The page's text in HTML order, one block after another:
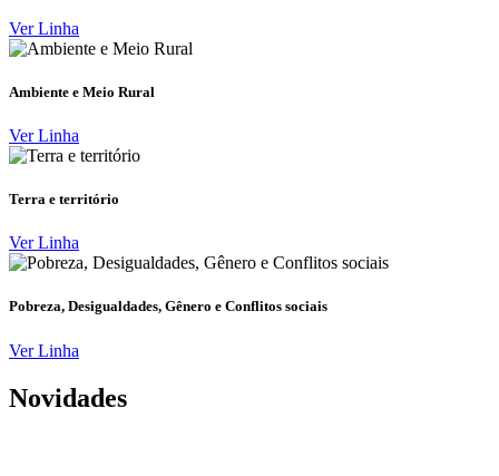
Ver Linha
Ambiente e Meio Rural
Ver Linha
Terra e território
Ver Linha
Pobreza, Desigualdades, Gênero e Conflitos sociais
Ver Linha
Novidades